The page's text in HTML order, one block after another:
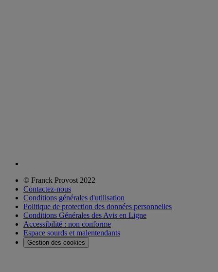
© Franck Provost 2022
Contactez-nous
Conditions générales d'utilisation
Politique de protection des données personnelles
Conditions Générales des Avis en Ligne
Accessibilité : non conforme
Espace sourds et malentendants
Gestion des cookies